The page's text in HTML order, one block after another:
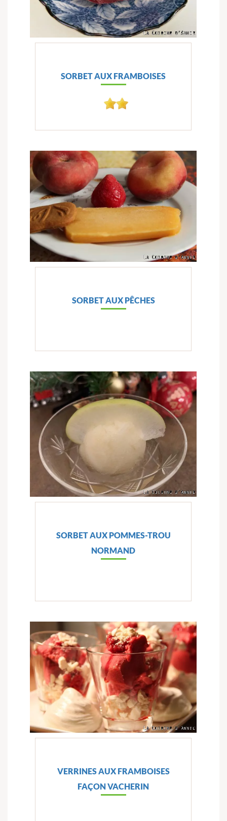
SORBET AUX FRAMBOISES
SORBET AUX PÊCHES
SORBET AUX POMMES-TROU
NORMAND
VERRINES AUX FRAMBOISES
FAÇON VACHERIN